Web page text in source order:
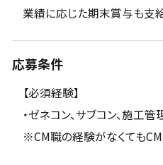
業績に応じた期末賞与も支
応募条件
【必須経験】
・ゼネコン、サブコン、施
※CM職の経験がなくても